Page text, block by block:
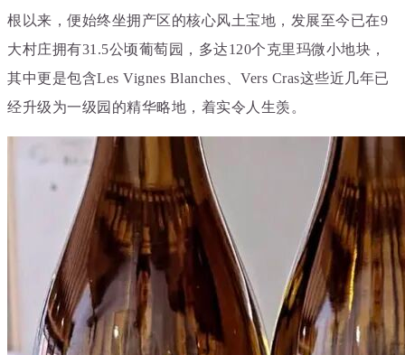
根以来，便始终坐拥产区的核心风土宝地，发展至今已在9
大村庄拥有31.5公顷葡萄园，多达120个克里玛微小地块，
其中更是包含Les Vignes Blanches、Vers Cras这些近几年已
经升级为一级园的精华略地，着实令人生羡。